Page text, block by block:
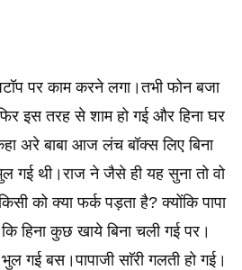
पर काम करने लगा।तभी फोन बजा
इस तरह से शाम हो गई और हिना घर
अरे बाबा आज लंच बॉक्स लिए बिना
गई थी।राज ने जैसे ही यह सुना तो वो
को क्या फर्क पड़ता है? क्योंकि पापा
हिना कुछ खाये बिना चली गई पर।
गई बस।पापाजी साॅरी गलती हो गई।